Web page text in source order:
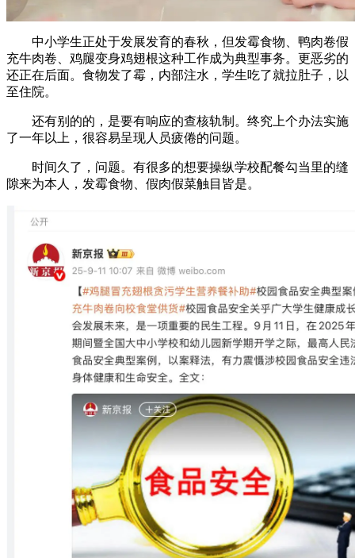
中小学生正处于发展发育的春秋，但发霉食物、鸭肉卷假
充牛肉卷、鸡腿变身鸡翅根这种工作成为典型事务。更恶劣的
还正在后面。食物发了霉，内部注水，学生吃了就拉肚子，以
至住院。
还有别的的，是要有响应的查核轨制。终究上个办法实施
了一年以上，很容易呈现人员疲倦的问题。
时间久了，问题。有很多的想要操纵学校配餐勾当里的缝
隙来为本人，发霉食物、假肉假菜触目皆是。